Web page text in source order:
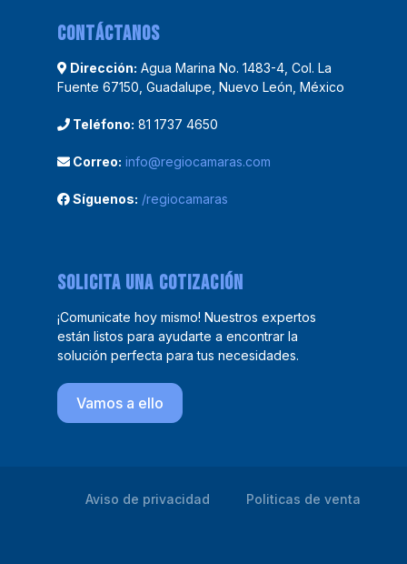
Contáctanos
Dirección: Agua Marina No. 1483-4, Col. La
Fuente 67150, Guadalupe, Nuevo León, México
Teléfono: 81 1737 4650
Correo: info@regiocamaras.com
Síguenos: /regiocamaras
Solicita una cotización
¡Comunicate hoy mismo! Nuestros expertos
están listos para ayudarte a encontrar la
solución perfecta para tus necesidades.
Vamos a ello
Aviso de privacidad Politicas de venta